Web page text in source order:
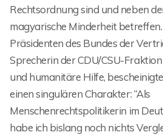
Rechtsordnung sind und neben
magyarische Minderheit
Präsidenten des Bundes der
Sprecherin der CDU/CSU-
und humanitäre Hilfe,
einen singulären Charakter: “Als
Menschenrechtspolitikerin im
habe ich bislang noch nichts